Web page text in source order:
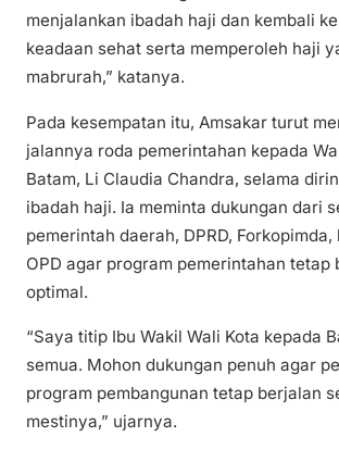
menjalankan ibadah haji dan kembali
keadaan sehat serta memperoleh haji
mabrurah,” katanya.
Pada kesempatan itu, Amsakar turut
jalannya roda pemerintahan kepada
Batam, Li Claudia Chandra, selama
ibadah haji. Ia meminta dukungan dari
pemerintah daerah, DPRD,
OPD agar program pemerintahan tetap
optimal.
“Saya titip Ibu Wakil Wali Kota kepada
semua. Mohon dukungan penuh agar
program pembangunan tetap berjalan
mestinya,” ujarnya.